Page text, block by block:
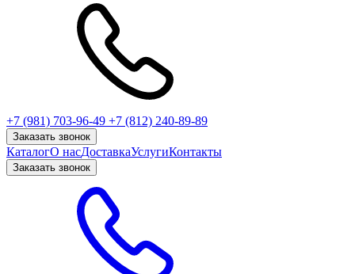
+7 (981) 703-96-49 +7 (812) 240-89-89
Заказать звонок
КаталогО насДоставкаУслугиКонтакты
Заказать звонок